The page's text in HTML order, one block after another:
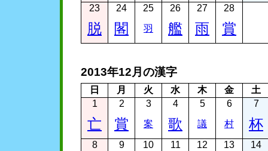
23
脱
24
閣
25
羽
26
艦
27
雨
28
賞
2013年12月の漢字
日 月 火 水 木 金
土
1
亡
2
賞
3
案
4
歌
5
議
6
村
7
杯
8
9
10
11
12 13
14